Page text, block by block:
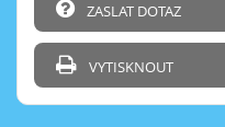
ZASLAT DOTAZ
VYTISKNOUT